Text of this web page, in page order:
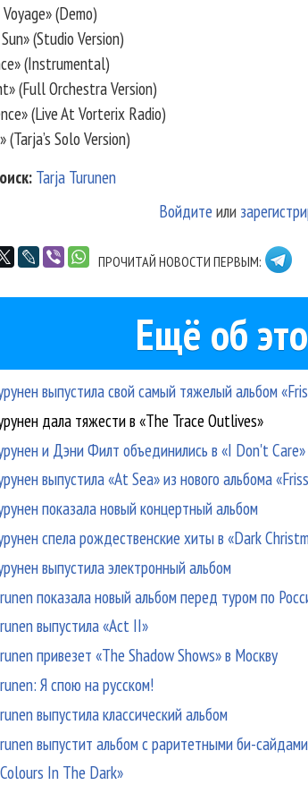
(Demo)
(Studio Version)
(Instrumental)
(Full Orchestra Version)
(Live At Vorterix Radio)
(Tarja’s Solo Version)
Tarja Turunen
Войдите или
ПРОЧИТАЙ НОВОСТИ ПЕРВЫМ:
Ещё об
выпустила свой самый тяжелый альбом
дала тяжести в «The Trace Outlives»
и Дэни Филт объединились в «I Don't Care»
выпустила «At Sea» из нового альбома
показала новый концертный альбом
спела рождественские хиты в «Dark
выпустила электронный альбом
показала новый альбом перед туром по
выпустила «Act II»
привезет «The Shadow Shows» в Москву
Я спою на русском!
выпустила классический альбом
выпустит альбом с раритетными би-сайдами
In The Dark»